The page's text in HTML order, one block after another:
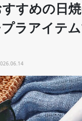
すすめの日
ラアイテ